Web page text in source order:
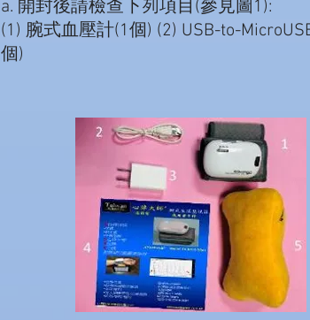
a. 開封後請檢查下列項目(參見圖1):
(1) 腕式血壓計(1個) (2) USB-to-
個)